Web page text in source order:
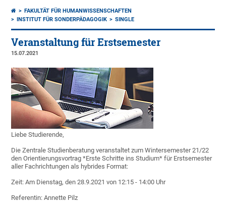
FAKULTÄT FÜR HUMANWISSENSCHAFTEN
INSTITUT FÜR SONDERPÄDAGOGIK
SINGLE
Veranstaltung für Erstsemester
15.07.2021
Liebe Studierende,
Die Zentrale Studienberatung veranstaltet zum Wintersemester 21/22
den Orientierungsvortrag *Erste Schritte ins Studium* für Erstsemester
aller Fachrichtungen als hybrides Format:
Zeit: Am Dienstag, den 28.9.2021 von 12:15 - 14:00 Uhr
Referentin: Annette Pilz